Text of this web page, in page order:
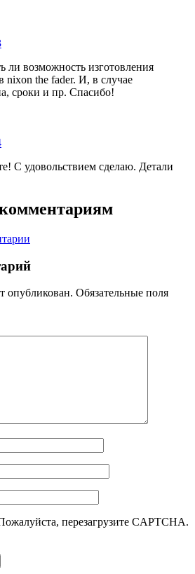
ли возможность изготовления
nixon the fader. И, в случае
сроки и пр. Спасибо!
С удовольствием сделаю. Детали
опубликован. Обязательные поля
перезагрузите CAPTCHA.